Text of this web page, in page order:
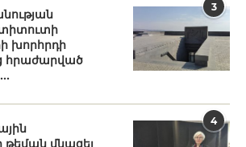
3
խորհրդի
հրաժարված
4
թեման մնացել